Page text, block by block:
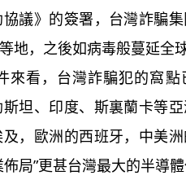
議》的簽署，台灣詐騙
地，之後如病毒般蔓延全球
看，台灣詐騙犯的窩點
坦、印度、斯裏蘭卡等亞
，歐洲的西班牙，中美
局”更甚台灣最大的半導體